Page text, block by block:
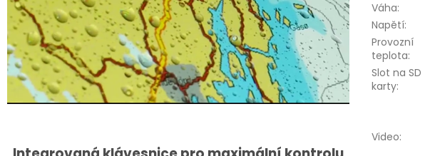
Váha:
Napětí:
Provozní
teplota:
Slot na SD
karty:
Video: